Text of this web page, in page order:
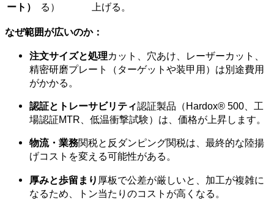
ート）
る）
上げる。
なぜ範囲が広いのか：
注文サイズと処理カット、穴あけ、レーザーカット、
精密研磨プレート（ターゲットや装甲用）は別途費用
がかかる。
認証とトレーサビリティ認証製品（Hardox® 500、工
場認証MTR、低温衝撃試験）は、価格が上昇します。
物流・業務関税と反ダンピング関税は、最終的な陸揚
げコストを変える可能性がある。
厚みと歩留まり 厚板で公差が厳しいと、加工が複雑に
なるため、トン当たりのコストが高くなる。